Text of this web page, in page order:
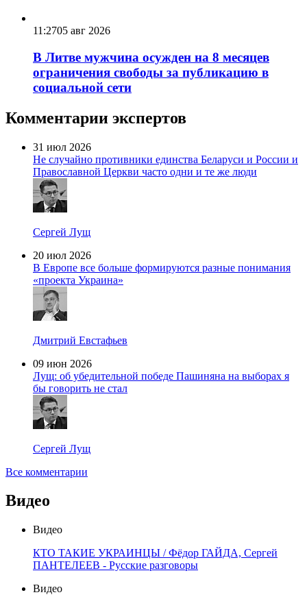
11:2705 авг 2026
В Литве мужчина осужден на 8 месяцев
ограничения свободы за публикацию в
социальной сети
Комментарии экспертов
31 июл 2026
Не случайно противники единства Беларуси и России и
Православной Церкви часто одни и те же люди
Сергей Лущ
20 июл 2026
В Европе все больше формируются разные понимания
«проекта Украина»
Дмитрий Евстафьев
09 июн 2026
Лущ: об убедительной победе Пашиняна на выборах я
бы говорить не стал
Сергей Лущ
Все комментарии
Видео
Видео
КТО ТАКИЕ УКРАИНЦЫ / Фёдор ГАЙДА, Сергей
ПАНТЕЛЕЕВ - Русские разговоры
Видео